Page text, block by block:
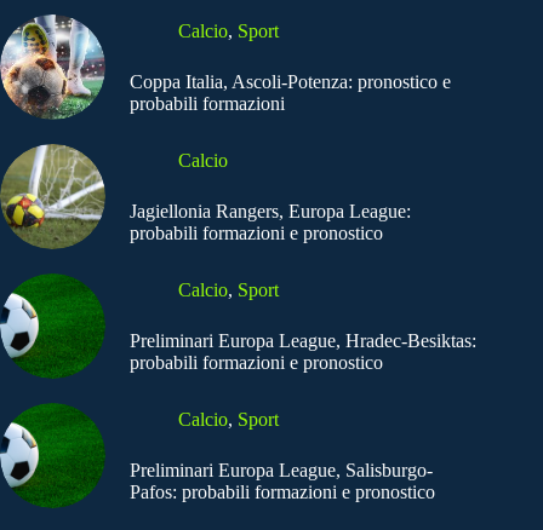
Calcio, Sport
Coppa Italia, Ascoli-Potenza: pronostico e
probabili formazioni
Calcio
Jagiellonia Rangers, Europa League:
probabili formazioni e pronostico
Calcio, Sport
Preliminari Europa League, Hradec-Besiktas:
probabili formazioni e pronostico
Calcio, Sport
Preliminari Europa League, Salisburgo-
Pafos: probabili formazioni e pronostico